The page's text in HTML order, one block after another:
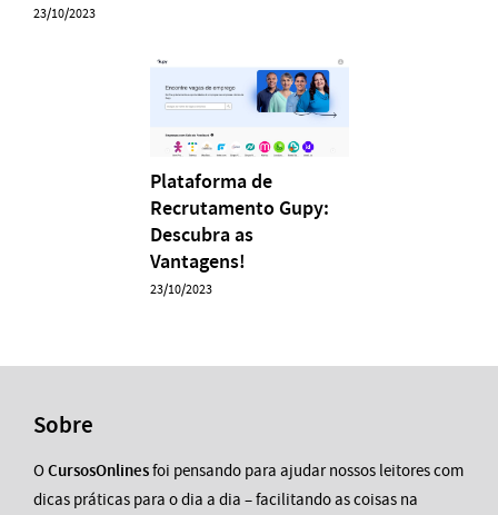
23/10/2023
Plataforma de
Recrutamento Gupy:
Descubra as
Vantagens!
23/10/2023
Sobre
OCursosOnlinesfoi pensando para ajudar nossos leitores com
dicas práticas para o dia a dia – facilitando as coisas na